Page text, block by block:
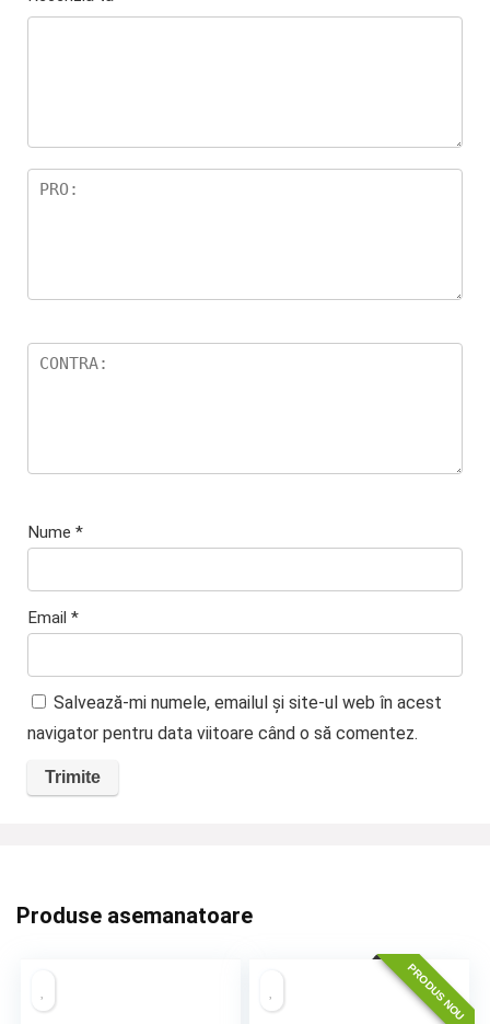
Nume *
Email *
Salvează-mi numele, emailul și site-ul web în acest
navigator pentru data viitoare când o să comentez.
Produse asemanatoare
PRODUS NOU